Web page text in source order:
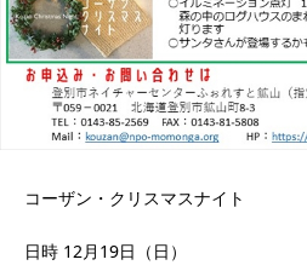
コーザン・クリスマスナイト
日時 12月19日（日）